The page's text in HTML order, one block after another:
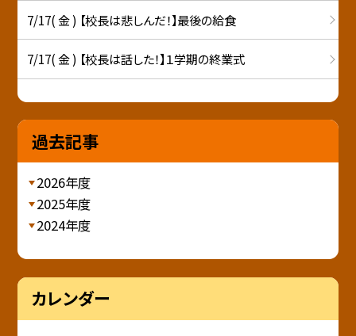
7/17( 金 ) 【校長は悲しんだ！】最後の給食
7/17( 金 ) 【校長は話した！】１学期の終業式
過去記事
2026年度
2025年度
2024年度
カレンダー